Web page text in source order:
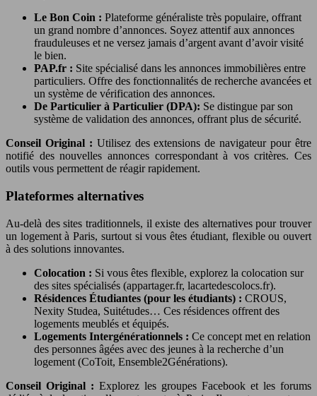
Le Bon Coin : Plateforme généraliste très populaire, offrant
un grand nombre d’annonces. Soyez attentif aux annonces
frauduleuses et ne versez jamais d’argent avant d’avoir visité
le bien.
PAP.fr : Site spécialisé dans les annonces immobilières entre
particuliers. Offre des fonctionnalités de recherche avancées et
un système de vérification des annonces.
De Particulier à Particulier (DPA): Se distingue par son
système de validation des annonces, offrant plus de sécurité.
Conseil Original : Utilisez des extensions de navigateur pour être
notifié des nouvelles annonces correspondant à vos critères. Ces
outils vous permettent de réagir rapidement.
Plateformes alternatives
Au-delà des sites traditionnels, il existe des alternatives pour trouver
un logement à Paris, surtout si vous êtes étudiant, flexible ou ouvert
à des solutions innovantes.
Colocation : Si vous êtes flexible, explorez la colocation sur
des sites spécialisés (appartager.fr, lacartedescolocs.fr).
Résidences Étudiantes (pour les étudiants) : CROUS,
Nexity Studea, Suitétudes… Ces résidences offrent des
logements meublés et équipés.
Logements Intergénérationnels : Ce concept met en relation
des personnes âgées avec des jeunes à la recherche d’un
logement (CoToit, Ensemble2Générations).
Conseil Original : Explorez les groupes Facebook et les forums